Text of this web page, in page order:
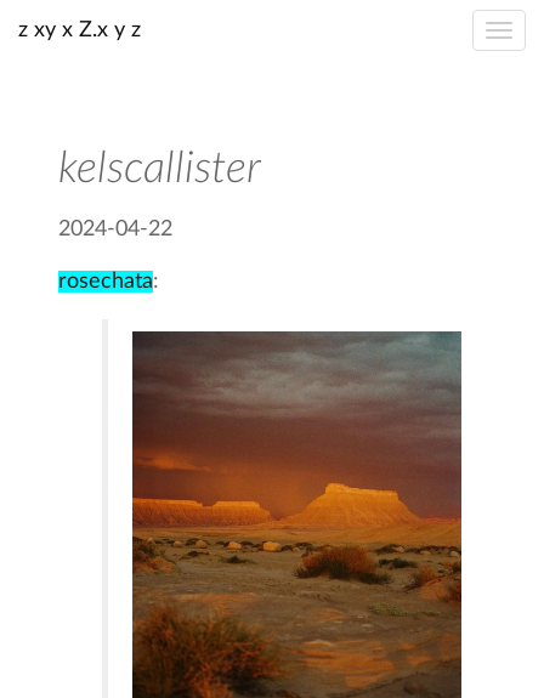
z xy x Z.x y z
kelscallister
2024-04-22
rosechata: